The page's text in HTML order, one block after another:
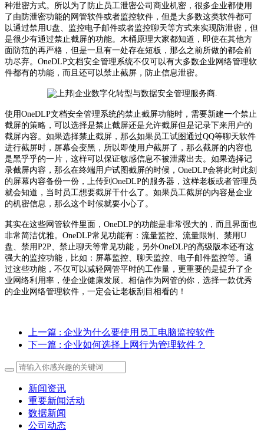
种泄密方式。所以为了防止员工泄密公司商业机密，很多企业都使用
了由防泄密功能的网管软件或者监控软件，但是大多数这类软件都可
以通过禁用U盘、监控电子邮件或者监控聊天等方式来实现防泄密，但
是很少有通过禁止截屏的功能。木桶原理大家都知道，即使在其他方
面防范的再严格，但是一旦有一处存在短板，那么之前所做的都会前
功尽弃。OneDLP文档安全管理系统不仅可以有大多数企业网络管理软
件都有的功能，而且还可以禁止截屏，防止信息泄密。
使用OneDLP文档安全管理系统的禁止截屏功能时，需要新建一个禁止
截屏的策略，可以选择是禁止截屏还是允许截屏但是记录下来用户的
截屏内容。如果选择禁止截屏，那么如果员工试图通过QQ等聊天软件
进行截屏时，屏幕会变黑，所以即使用户截屏了，那么截屏的内容也
是黑乎乎的一片，这样可以保证敏感信息不被泄露出去。如果选择记
录截屏内容，那么在终端用户试图截屏的时候，OneDLP会将此时此刻
的屏幕内容备份一份，上传到OneDLP的服务器，这样老板或者管理员
就会知道，当时员工想要截屏干什么了。如果员工截屏的内容是企业
的机密信息，那么这个时候就要小心了。
其实在这些网管软件里面，OneDLP的功能是非常强大的，而且界面也
非常简洁优雅。OneDLP常见功能有：流量监控、流量限制、禁用U
盘、禁用P2P、禁止聊天等常见功能，另外OneDLP的高级版本还有这
强大的监控功能，比如：屏幕监控、聊天监控、电子邮件监控等。通
过这些功能，不仅可以减轻网管平时的工作量，更重要的是提升了企
业网络利用率，使企业健康发展。相信作为网管的你，选择一款优秀
的企业网络管理软件，一定会让老板刮目相看的！
上一篇 : 企业为什么要使用员工电脑监控软件
下一篇 : 企业如何选择上网行为管理软件？
新闻资讯
重要新闻活动
数据新闻
公司动态